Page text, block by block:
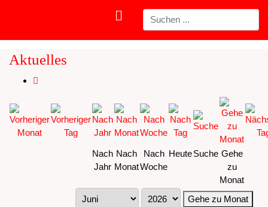
Aktuelles
Nach
Jahr
Nach
Monat
Nach
Woche
HeuteSuche Gehe
zu
Monat
Gehe zu Monat